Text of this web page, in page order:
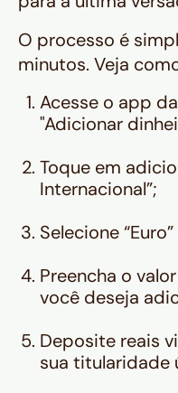
O processo é
minutos. Veja
Acesse o app
"Adicionar
Toque em
Internacional”;
Selecione
Preencha o
você deseja
Deposite reais
sua titularidade